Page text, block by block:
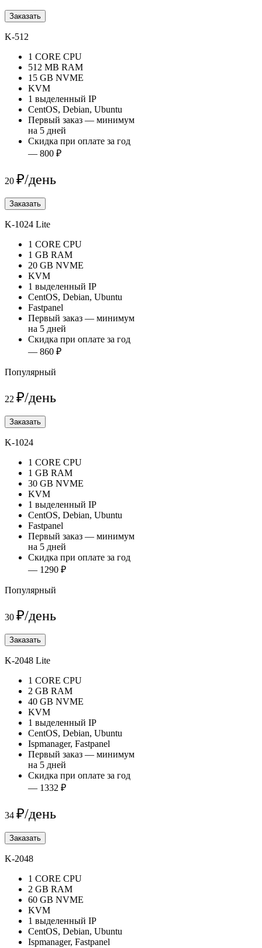
Заказать
K-512
1 CORE CPU
512 MB RAM
15 GB NVME
KVM
1 выделенный IP
CentOS, Debian, Ubuntu
Первый заказ — минимум
на 5 дней
Скидка при оплате за год
— 800 ₽
20 ₽/день
Заказать
K-1024 Lite
1 CORE CPU
1 GB RAM
20 GB NVME
KVM
1 выделенный IP
CentOS, Debian, Ubuntu
Fastpanel
Первый заказ — минимум
на 5 дней
Скидка при оплате за год
— 860 ₽
Популярный
22 ₽/день
Заказать
K-1024
1 CORE CPU
1 GB RAM
30 GB NVME
KVM
1 выделенный IP
CentOS, Debian, Ubuntu
Fastpanel
Первый заказ — минимум
на 5 дней
Скидка при оплате за год
— 1290 ₽
Популярный
30 ₽/день
Заказать
K-2048 Lite
1 CORE CPU
2 GB RAM
40 GB NVME
KVM
1 выделенный IP
CentOS, Debian, Ubuntu
Ispmanager, Fastpanel
Первый заказ — минимум
на 5 дней
Скидка при оплате за год
— 1332 ₽
34 ₽/день
Заказать
K-2048
1 CORE CPU
2 GB RAM
60 GB NVME
KVM
1 выделенный IP
CentOS, Debian, Ubuntu
Ispmanager, Fastpanel